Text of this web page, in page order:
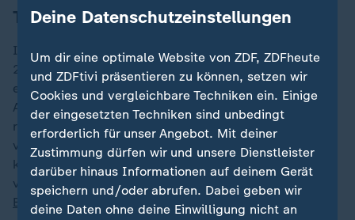
Tausende Auslandsdeutsche betroffen
Insgesamt hatten sich laut Bundeswahlleiterin über
213.000 Deutsche im Ausland ins Wählerverzeichnis
eingetragen. Es gebe jedoch "Beschwerden von im
Ausland lebenden Deutschen, bei denen die
rechtzeitige Zustellung der Wahlbriefe bei dieser unter
verkürzten Fristen stattfindenden Bundestagswahl
kritisch oder unmöglich ist", hieß es bereits in der
vergangenen Woche in einer Pressemitteilung der
Bundeswahlleiterin
Deine Datenschutzeinstellungen
Um dir eine optimale Website von ZDF, ZDFheute
und ZDFtivi präsentieren zu können, setzen wir
Cookies und vergleichbare Techniken ein. Einige
der eingesetzten Techniken sind unbedingt
erforderlich für unser Angebot. Mit deiner
Zustimmung dürfen wir und unsere Dienstleister
darüber hinaus Informationen auf deinem Gerät
speichern und/oder abrufen. Dabei geben wir
deine Daten ohne deine Einwilligung nicht an